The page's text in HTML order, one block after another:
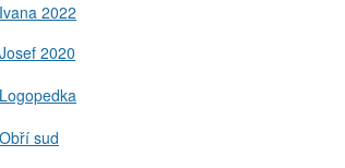
Ivana 2022
Josef 2020
Logopedka
Obří sud